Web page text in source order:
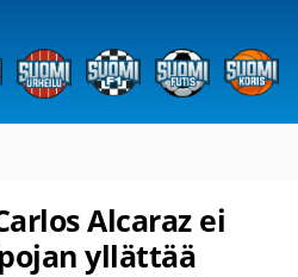
Alcaraz ei
yllättää